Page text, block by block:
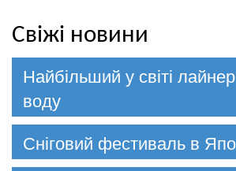
Свіжі новини
Найбільший у світі
воду
Сніговий фестиваль в